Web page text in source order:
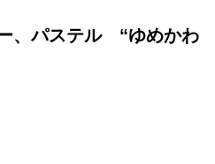
、パステル “ゆめかわ